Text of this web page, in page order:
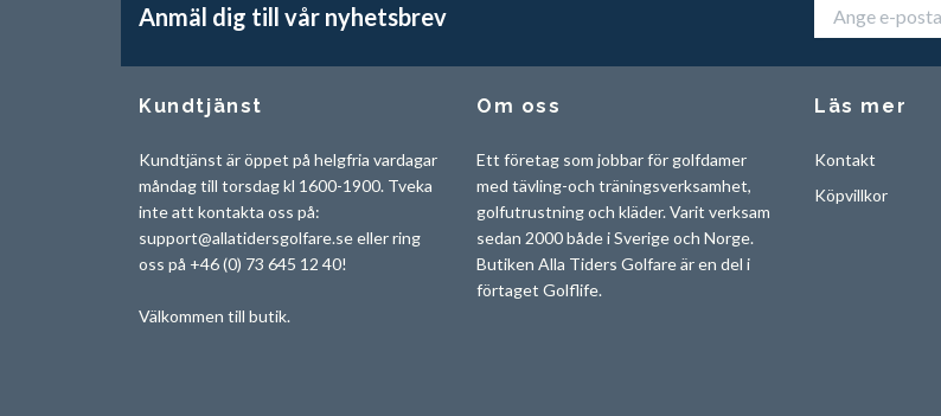
Anmäl dig till vår nyhetsbrev
Kundtjänst
Kundtjänst är öppet på helgfria vardagar
måndag till torsdag kl 1600-1900. Tveka
inte att kontakta oss på:
support@allatidersgolfare.seeller ring
oss på +46 (0) 73 645 12 40!
Välkommen till butik.
Om oss
Ett företag som jobbar för golfdamer
med tävling-och träningsverksamhet,
golfutrustning och kläder. Varit verksam
sedan 2000 både i Sverige och Norge.
Butiken Alla Tiders Golfare är en del i
förtaget Golflife.
Läs mer
Kontakt
Köpvillkor